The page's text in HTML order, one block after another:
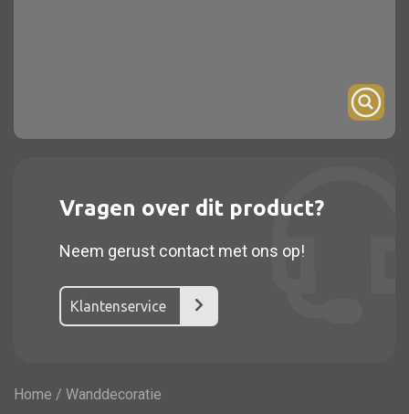
Alle kasten
Dressoir
Nachtkast
Vitrine
Vragen over dit product?
Neem gerust contact met ons op!
Klantenservice
Home / Wanddecoratie